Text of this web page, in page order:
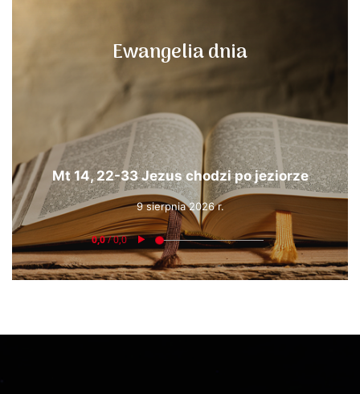
Ewangelia dnia
Mt 14, 22-33 Jezus chodzi po jeziorze
9 sierpnia 2026 r.